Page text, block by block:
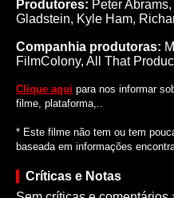
Produtores: Peter Abrams,
Gladstein, Kyle Ham,
Companhia produtoras:
FilmColony, All That
Clique aqui para nos informar
filme, plataforma,..
* Este filme não tem ou tem
baseada em informações
Críticas e Notas